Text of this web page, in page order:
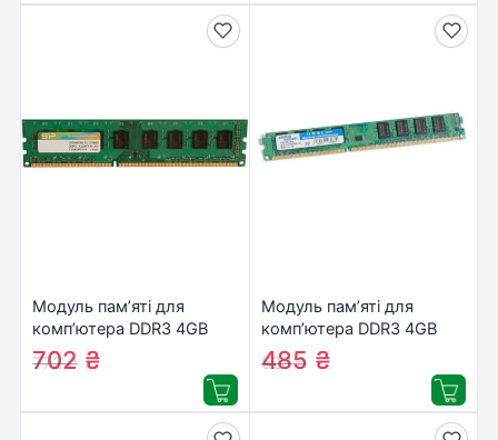
Модуль пам’яті для
комп’ютера DDR3 4GB
1600 MHz Silicon Power
(SP004GLLTU160N02)
772₴
702 ₴
Модуль пам’яті для
комп’ютера DDR3 4GB
1600 MHz Golden Memory
(GM16N11/4)
528₴
485 ₴